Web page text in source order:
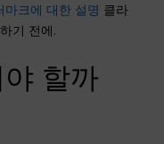
크에 대한 설명 클라
기 전에.
할까